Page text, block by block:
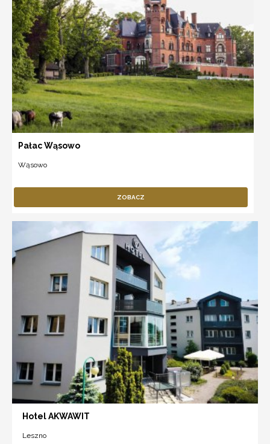
Pałac Wąsowo
Wąsowo
ZOBACZ
Hotel AKWAWIT
Leszno